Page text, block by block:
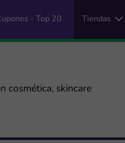
- Top 20 Tiendas
cosmética, skincare